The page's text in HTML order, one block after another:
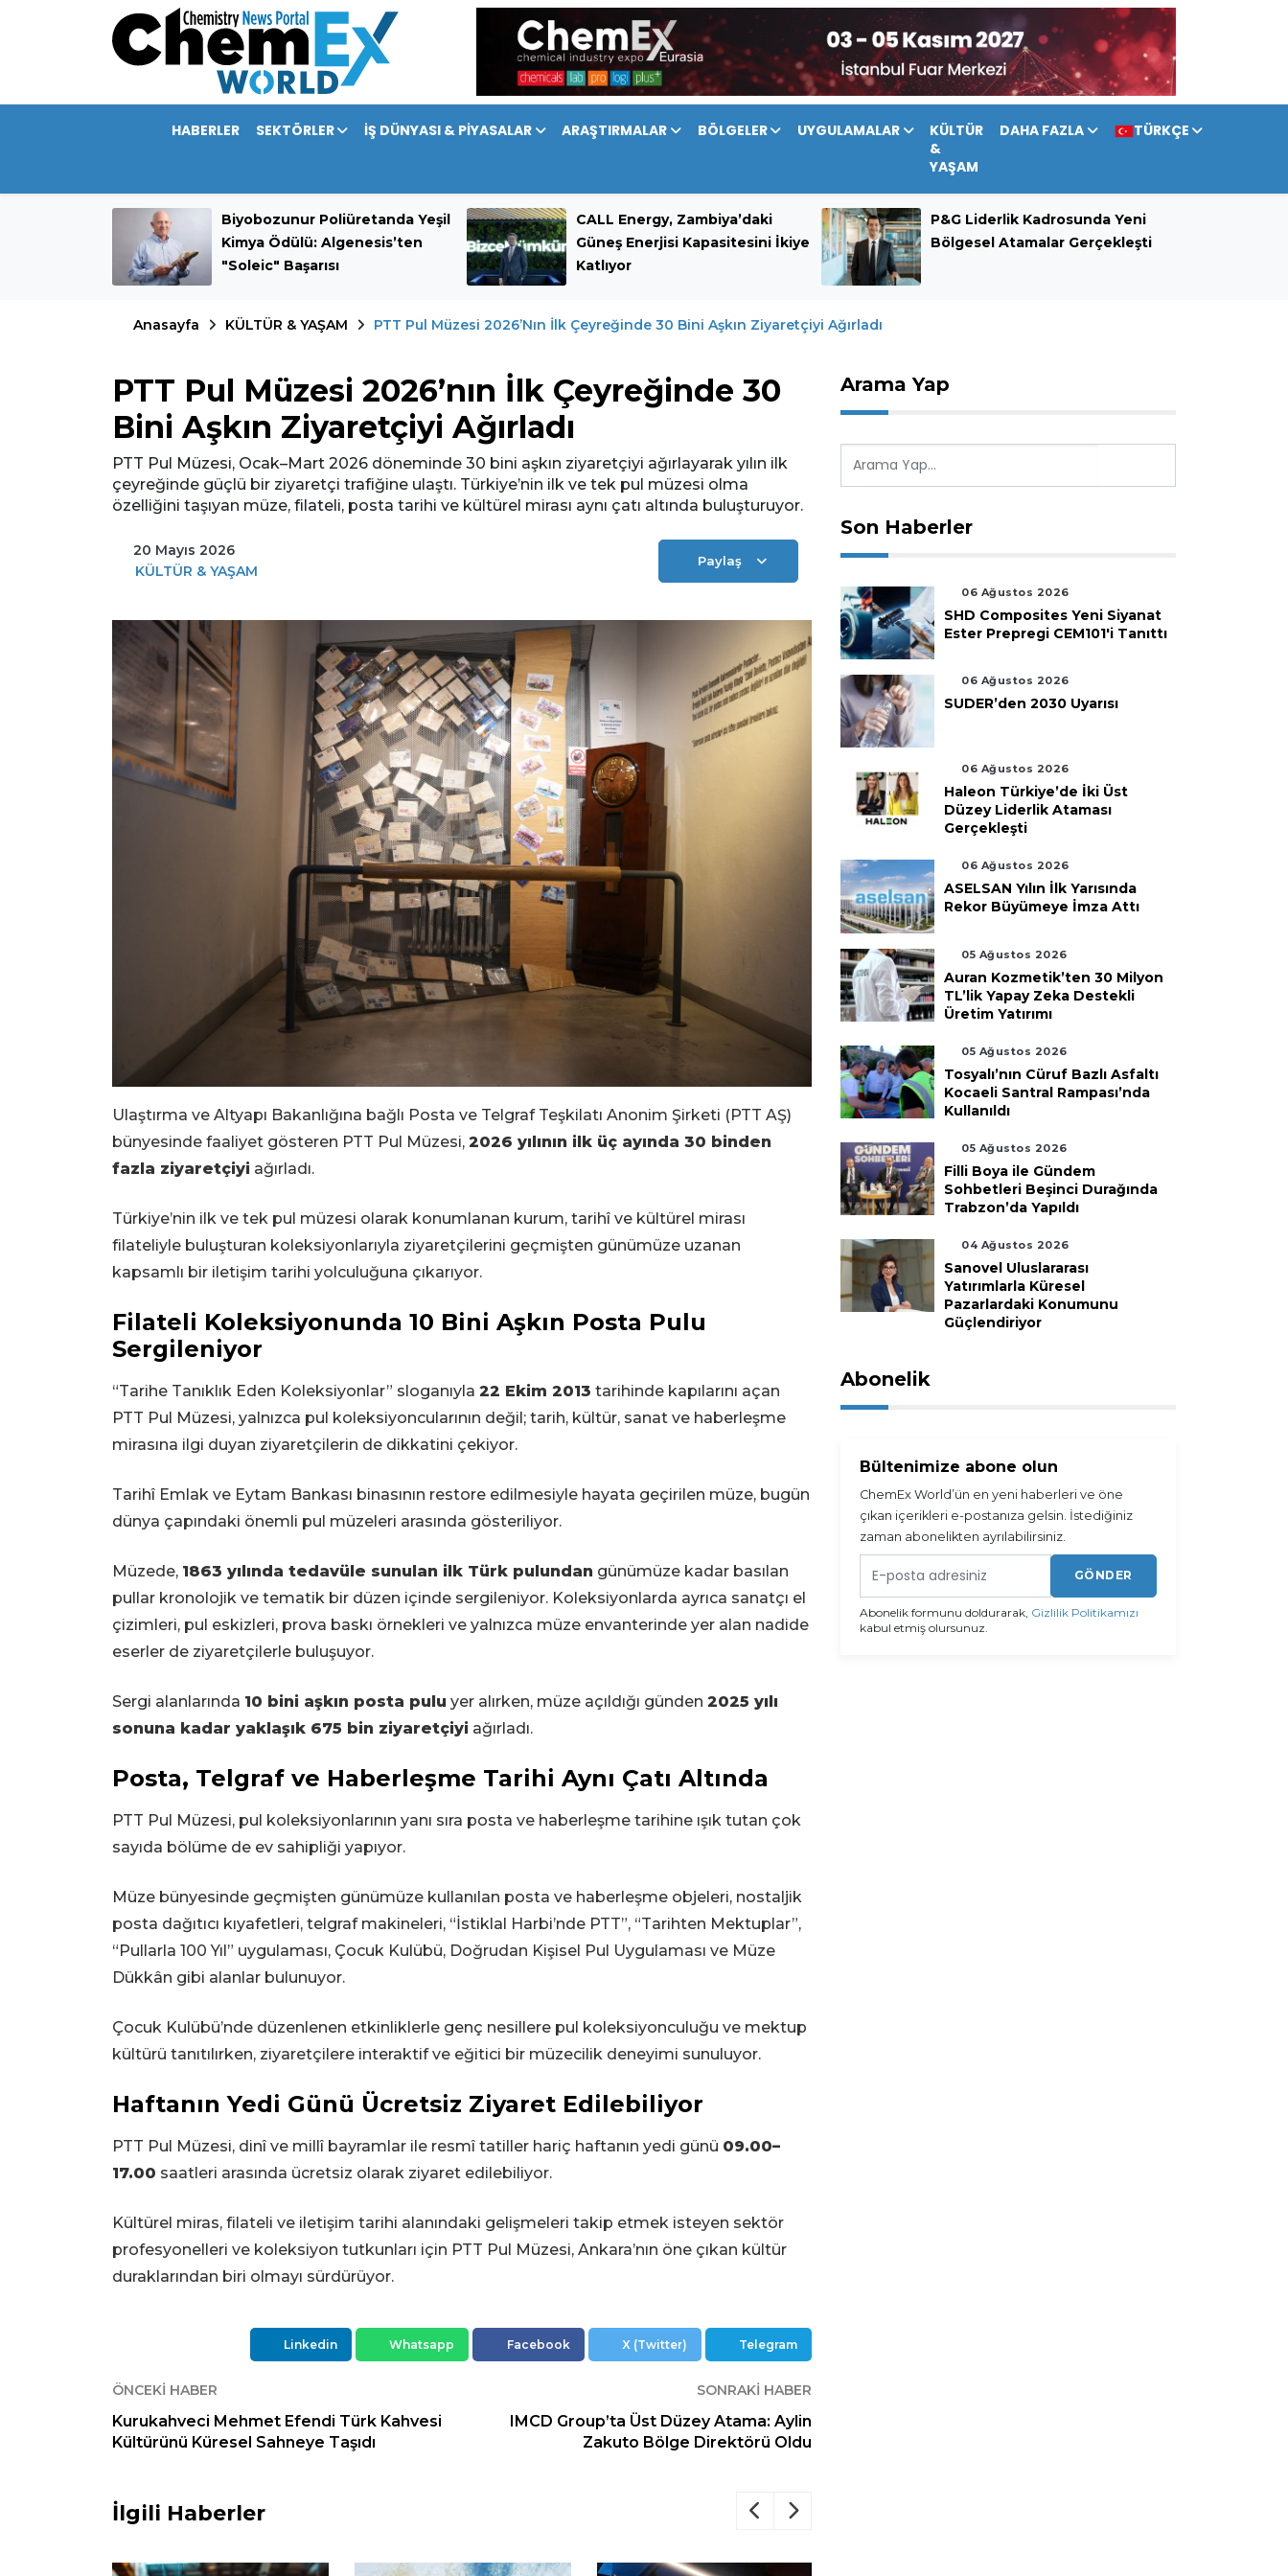
HABERLER SEKTÖRLER İŞ DÜNYASI & PİYASALAR ARAŞTIRMALAR BÖLGELER UYGULAMALAR
KÜLTÜR
&
YAŞAM
DAHA FAZLA TÜRKÇE
Biyobozunur Poliüretanda Yeşil
Kimya Ödülü: Algenesis’ten
"Soleic" Başarısı
CALL Energy, Zambiya’daki
Güneş Enerjisi Kapasitesini İkiye
Katlıyor
P&G Liderlik Kadrosunda Yeni
Bölgesel Atamalar Gerçekleşti
Anasayfa KÜLTÜR & YAŞAM PTT Pul Müzesi 2026’nın İlk Çeyreğinde 30 Bini Aşkın Ziyaretçiyi Ağırladı
PTT Pul Müzesi 2026’nın İlk Çeyreğinde 30
Bini Aşkın Ziyaretçiyi Ağırladı
PTT Pul Müzesi, Ocak–Mart 2026 döneminde 30 bini aşkın ziyaretçiyi ağırlayarak yılın ilk
çeyreğinde güçlü bir ziyaretçi trafiğine ulaştı. Türkiye’nin ilk ve tek pul müzesi olma
özelliğini taşıyan müze, filateli, posta tarihi ve kültürel mirası aynı çatı altında buluşturuyor.
20 Mayıs 2026
KÜLTÜR & YAŞAM
Paylaş
Ulaştırma ve Altyapı Bakanlığına bağlı Posta ve Telgraf Teşkilatı Anonim Şirketi (PTT AŞ)
bünyesinde faaliyet gösteren PTT Pul Müzesi, 2026 yılının ilk üç ayında 30 binden
fazla ziyaretçiyi ağırladı.
Türkiye’nin ilk ve tek pul müzesi olarak konumlanan kurum, tarihî ve kültürel mirası
filateliyle buluşturan koleksiyonlarıyla ziyaretçilerini geçmişten günümüze uzanan
kapsamlı bir iletişim tarihi yolculuğuna çıkarıyor.
Filateli Koleksiyonunda 10 Bini Aşkın Posta Pulu
Sergileniyor
“Tarihe Tanıklık Eden Koleksiyonlar” sloganıyla 22 Ekim 2013 tarihinde kapılarını açan
PTT Pul Müzesi, yalnızca pul koleksiyoncularının değil; tarih, kültür, sanat ve haberleşme
mirasına ilgi duyan ziyaretçilerin de dikkatini çekiyor.
Tarihî Emlak ve Eytam Bankası binasının restore edilmesiyle hayata geçirilen müze, bugün
dünya çapındaki önemli pul müzeleri arasında gösteriliyor.
Müzede, 1863 yılında tedavüle sunulan ilk Türk pulundan günümüze kadar basılan
pullar kronolojik ve tematik bir düzen içinde sergileniyor. Koleksiyonlarda ayrıca sanatçı el
çizimleri, pul eskizleri, prova baskı örnekleri ve yalnızca müze envanterinde yer alan nadide
eserler de ziyaretçilerle buluşuyor.
Sergi alanlarında 10 bini aşkın posta pulu yer alırken, müze açıldığı günden 2025 yılı
sonuna kadar yaklaşık 675 bin ziyaretçiyi ağırladı.
Posta, Telgraf ve Haberleşme Tarihi Aynı Çatı Altında
PTT Pul Müzesi, pul koleksiyonlarının yanı sıra posta ve haberleşme tarihine ışık tutan çok
sayıda bölüme de ev sahipliği yapıyor.
Müze bünyesinde geçmişten günümüze kullanılan posta ve haberleşme objeleri, nostaljik
posta dağıtıcı kıyafetleri, telgraf makineleri, “İstiklal Harbi’nde PTT”, “Tarihten Mektuplar”,
“Pullarla 100 Yıl” uygulaması, Çocuk Kulübü, Doğrudan Kişisel Pul Uygulaması ve Müze
Dükkân gibi alanlar bulunuyor.
Çocuk Kulübü’nde düzenlenen etkinliklerle genç nesillere pul koleksiyonculuğu ve mektup
kültürü tanıtılırken, ziyaretçilere interaktif ve eğitici bir müzecilik deneyimi sunuluyor.
Haftanın Yedi Günü Ücretsiz Ziyaret Edilebiliyor
PTT Pul Müzesi, dinî ve millî bayramlar ile resmî tatiller hariç haftanın yedi günü 09.00–
17.00 saatleri arasında ücretsiz olarak ziyaret edilebiliyor.
Kültürel miras, filateli ve iletişim tarihi alanındaki gelişmeleri takip etmek isteyen sektör
profesyonelleri ve koleksiyon tutkunları için PTT Pul Müzesi, Ankara’nın öne çıkan kültür
duraklarından biri olmayı sürdürüyor.
Linkedin Whatsapp Facebook X (Twitter) Telegram
ÖNCEKI HABER
Kurukahveci Mehmet Efendi Türk Kahvesi
Kültürünü Küresel Sahneye Taşıdı
SONRAKI HABER
IMCD Group’ta Üst Düzey Atama: Aylin
Zakuto Bölge Direktörü Oldu
İlgili Haberler
Arama Yap
Son Haberler
06 Ağustos 2026
SHD Composites Yeni Siyanat
Ester Prepregi CEM101'i Tanıttı
06 Ağustos 2026
SUDER’den 2030 Uyarısı
06 Ağustos 2026
Haleon Türkiye’de İki Üst
Düzey Liderlik Ataması
Gerçekleşti
06 Ağustos 2026
ASELSAN Yılın İlk Yarısında
Rekor Büyümeye İmza Attı
05 Ağustos 2026
Auran Kozmetik’ten 30 Milyon
TL’lik Yapay Zeka Destekli
Üretim Yatırımı
05 Ağustos 2026
Tosyalı’nın Cüruf Bazlı Asfaltı
Kocaeli Santral Rampası’nda
Kullanıldı
05 Ağustos 2026
Filli Boya ile Gündem
Sohbetleri Beşinci Durağında
Trabzon’da Yapıldı
04 Ağustos 2026
Sanovel Uluslararası
Yatırımlarla Küresel
Pazarlardaki Konumunu
Güçlendiriyor
Abonelik
Bültenimize abone olun
ChemEx World’ün en yeni haberleri ve öne
çıkan içerikleri e-postanıza gelsin. İstediğiniz
zaman abonelikten ayrılabilirsiniz.
GÖNDER
Abonelik formunu doldurarak, Gizlilik Politikamızı
kabul etmiş olursunuz.